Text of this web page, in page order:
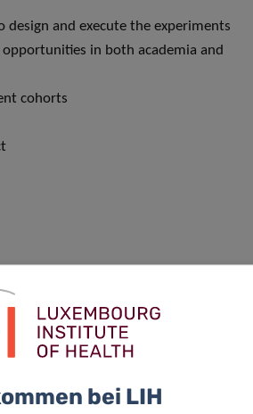
and execute the experiments
in both academia and
cohorts
writing skills
bei LIH